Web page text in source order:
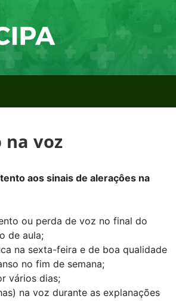
voz
aos sinais de aleraçôes na
ou perda de voz no final do
de aula;
na sexta-feira e de boa qualidade
no fim de semana;
vários dias;
na voz durante as explanações